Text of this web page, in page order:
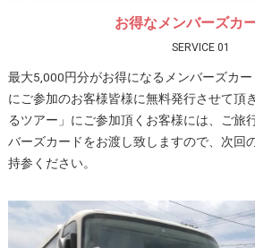
お得なメンバーズカ
SERVICE 01
最大5,000円分がお得になるメンバーズカー
にご参加のお客様皆様に無料発行させて頂
るツアー」にご参加頂くお客様には、ご旅
バーズカードをお渡し致しますので、次回
持参ください。